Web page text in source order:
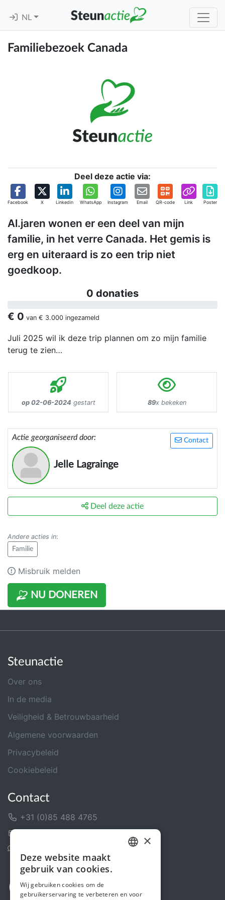
NL
Familiebezoek Canada
Deel deze actie via:
Facebook X Linkedin WhatsApp Instagram Email QR-code Link Poster
Al.jaren wonen er een deel van mijn
familie, in het verre Canada. Het gemis is
erg en uiteraard is zo een trip niet
goedkoop.
0 donaties
€ 0 van € 3.000 ingezameld
Juli 2025 wil ik deze trip plannen om zo mijn familie
terug te zien…
op 02-06-2024 gestart 89x bekeken
Contact
Actie georganiseerd door:
Jelle Lagrainge
NU DONEREN
Deel deze actie
Andere acties in:
Familie
Misbruik melden
Steunactie
Over ons
In de media
Veiligheid & Betrouwbaarheid
Algemene voorwaarden
Privacybeleid
Cookiebeleid
Contact
+31 (0)85 488 4765
ENGLISH
×
Deze website maakt
gebruik van cookies.
Wij gebruiken cookies om de
gebruikerservaring te verbeteren en voor